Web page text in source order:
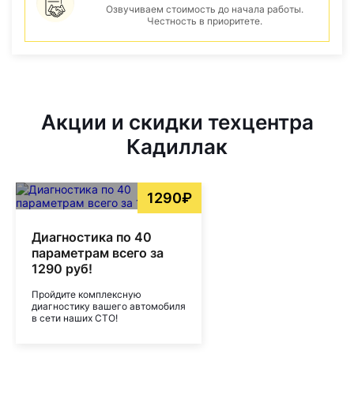
Озвучиваем стоимость до начала работы.
Честность в приоритете.
Акции и скидки техцентра
Кадиллак
1290₽
Диагностика по 40
параметрам всего за
1290 руб!
Пройдите комплексную
диагностику вашего автомобиля
в сети наших СТО!